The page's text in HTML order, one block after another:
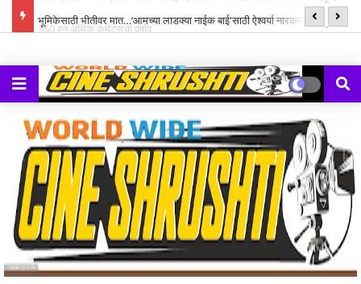
भूमिकेसाठी भीतीवर मात…‘आमच्या लाडक्या नाईक बाई'साठी ऐश्वर्या नारकर यांनी पुन्हा